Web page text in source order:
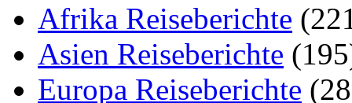
Afrika Reiseberichte
Asien Reiseberichte
Europa Reiseberichte